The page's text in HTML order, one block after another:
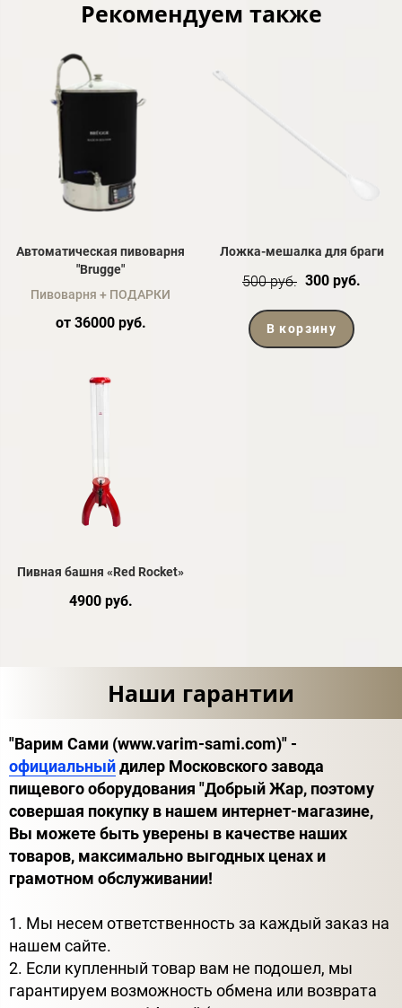
Рекомендуем также
Автоматическая пивоварня
"Brugge"
Пивоварня + ПОДАРКИ
от 36000 руб.
Ложка-мешалка для браги
500 руб. 300 руб.
В корзину
Пивная башня «Red Rocket»
4900 руб.
Наши гарантии
"Варим Сами (www.varim-sami.com)" -
официальныйдилер Московского завода
пищевого оборудования "Добрый Жар, поэтому
совершая покупку в нашем интернет-магазине,
Вы можете быть уверены в качестве наших
товаров, максимально выгодных ценах и
грамотном обслуживании!
1. Мы несем ответственность за каждый заказ на
нашем сайте.
2. Если купленный товар вам не подошел, мы
гарантируем возможность обмена или возврата